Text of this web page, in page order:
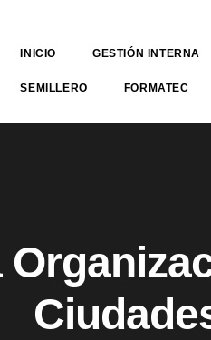
INICIO GESTIÓN INTERNA
SEMILLERO FORMATEC